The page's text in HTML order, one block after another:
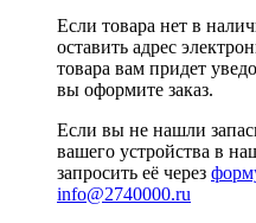
Если товара нет в
оставить адрес
товара вам придет
вы оформите заказ.
Если вы не нашли
вашего устройства в
запросить её через
info@2740000.ru